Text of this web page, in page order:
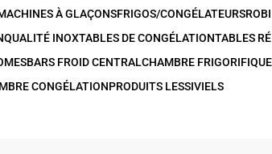
À GLAÇONSFRIGOS/CONGÉLATEURS
QUALITÉ INOXTABLES DE CONGÉLATIONTABLES
BARS FROID CENTRALCHAMBRE FRIGORIFIQUE
CONGÉLATIONPRODUITS LESSIVIELS